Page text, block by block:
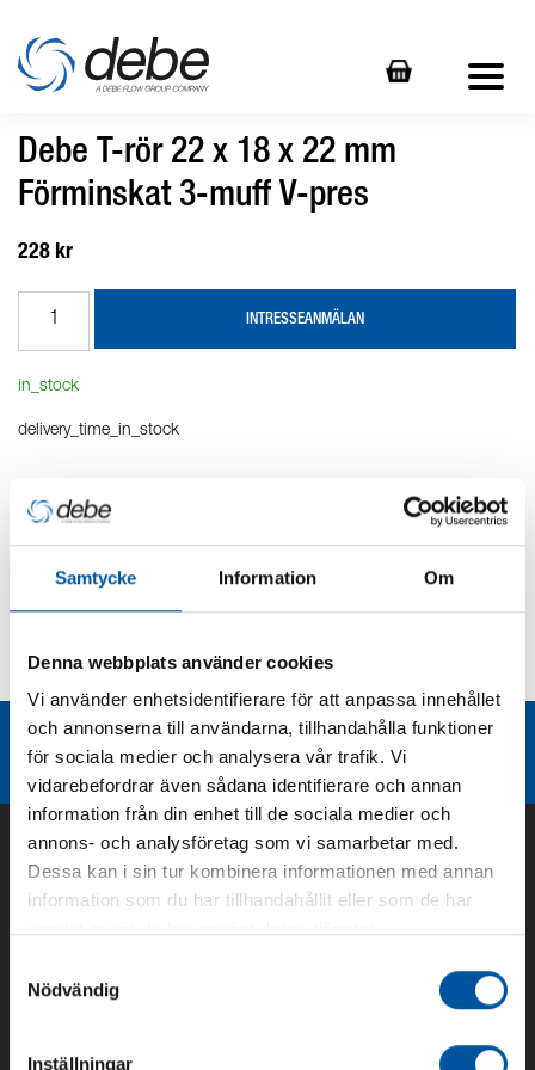
Samtycke Information Om
Denna webbplats använder cookies
Vi använder enhetsidentifierare för att anpassa innehållet
och annonserna till användarna, tillhandahålla funktioner
för sociala medier och analysera vår trafik. Vi
vidarebefordrar även sådana identifierare och annan
information från din enhet till de sociala medier och
annons- och analysföretag som vi samarbetar med.
Dessa kan i sin tur kombinera informationen med annan
information som du har tillhandahållit eller som de har
Nödvändig
Inställningar
Debe T-rör 22 x 18 x 22 mm
Förminskat 3-muff V-pres
228 kr
INTRESSEANMÄLAN
in_stock
delivery_time_in_stock
Produktbeskrivning
Kurvor
Liknande produktgrupper